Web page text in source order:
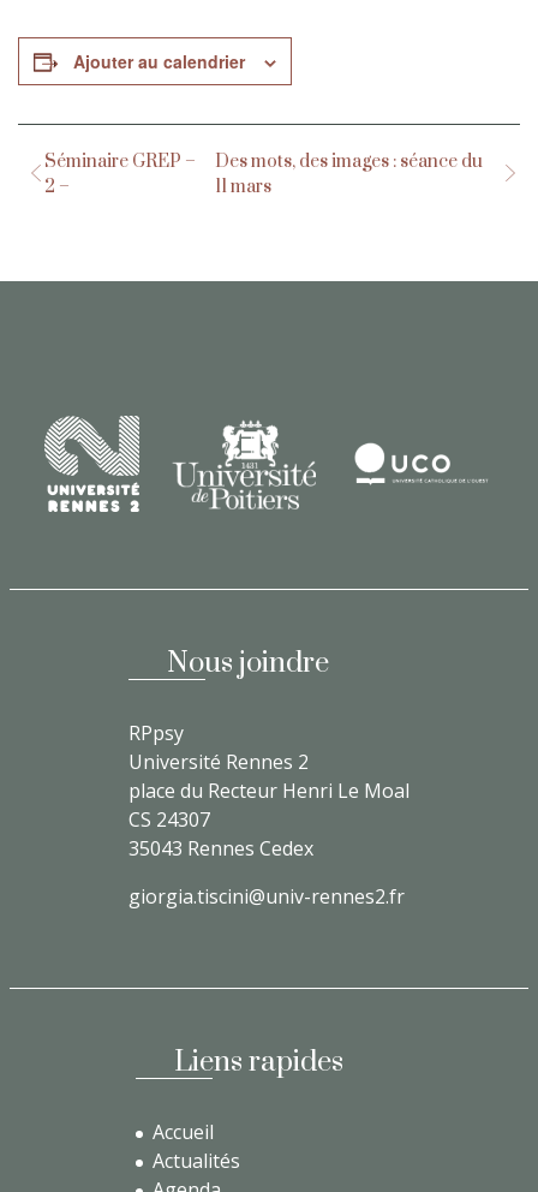
Ajouter au calendrier
Séminaire GREP –
2 –
Des mots, des images : séance du
11 mars
Nous joindre
RPpsy
Université Rennes 2
place du Recteur Henri Le Moal
CS 24307
35043 Rennes Cedex
giorgia.tiscini@univ-rennes2.fr
Liens rapides
Accueil
Actualités